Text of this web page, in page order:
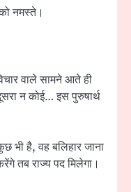
नमस्ते।
वाले सामने आते ही
न कोई… इस पुरुषार्थ
भी है, वह बलिहार जाना
तब राज्य पद मिलेगा।